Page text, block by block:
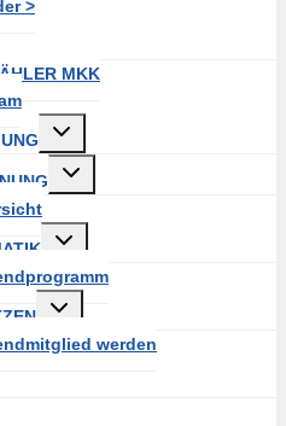
>
MKK
Untermenü
erweitern
Untermenü
erweitern
Untermenü
erweitern
Untermenü
erweitern
werden